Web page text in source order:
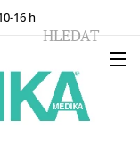
16 h
HLEDAT